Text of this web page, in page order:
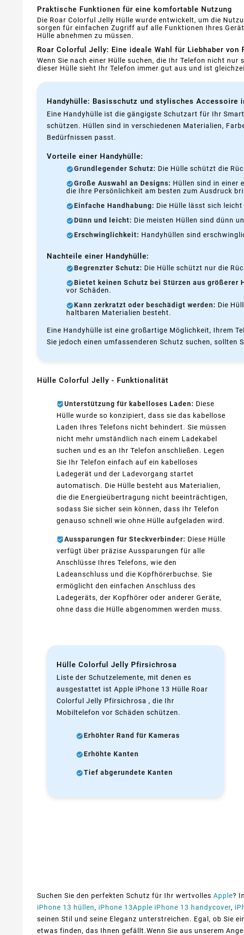
Praktische Funktionen für eine komfortable Nutzung
Die Roar Colorful Jelly Hülle wurde entwickelt, um die
sorgen für einfachen Zugriff auf alle Funktionen Ihres
Hülle abnehmen zu müssen.
Roar Colorful Jelly: Eine ideale Wahl für Liebhaber von
Wenn Sie nach einer Hülle suchen, die Ihr Telefon nicht
dieser Hülle sieht Ihr Telefon immer gut aus und ist
Handyhülle: Basisschutz und stylisches Accessoire
Eine Handyhülle ist die gängigste Schutzart für Ihr
schützen. Hüllen sind in verschiedenen Materialien,
Bedürfnissen passt.
Vorteile einer Handyhülle:
Grundlegender Schutz: Die Hülle schützt die
Große Auswahl an Designs: Hüllen sind in einer
die Ihre Persönlichkeit am besten zum Ausdruck
Einfache Handhabung: Die Hülle lässt sich
Dünn und leicht: Die meisten Hüllen sind dünn
Erschwinglichkeit: Handyhüllen sind
Nachteile einer Handyhülle:
Begrenzter Schutz: Die Hülle schützt nur die
Bietet keinen Schutz bei Stürzen aus größerer
vor Schäden.
Kann zerkratzt oder beschädigt werden: Die
haltbaren Materialien besteht.
Eine Handyhülle ist eine großartige Möglichkeit, Ihrem
Sie jedoch einen umfassenderen Schutz suchen, sollten
Hülle Colorful Jelly - Funktionalität
Unterstützung für kabelloses Laden: Diese
Hülle wurde so konzipiert, dass sie das kabellose
Laden Ihres Telefons nicht behindert. Sie müssen
nicht mehr umständlich nach einem Ladekabel
suchen und es an Ihr Telefon anschließen. Legen
Sie Ihr Telefon einfach auf ein kabelloses
Ladegerät und der Ladevorgang startet
automatisch. Die Hülle besteht aus Materialien,
die die Energieübertragung nicht beeinträchtigen,
sodass Sie sicher sein können, dass Ihr Telefon
genauso schnell wie ohne Hülle aufgeladen wird.
Aussparungen für Steckverbinder: Diese Hülle
verfügt über präzise Aussparungen für alle
Anschlüsse Ihres Telefons, wie den
Ladeanschluss und die Kopfhörerbuchse. Sie
ermöglicht den einfachen Anschluss des
Ladegeräts, der Kopfhörer oder anderer Geräte,
ohne dass die Hülle abgenommen werden muss.
Hülle Colorful Jelly Pfirsichrosa
Liste der Schutzelemente, mit denen es
ausgestattet ist Apple iPhone 13 Hülle Roar
Colorful Jelly Pfirsichrosa , die Ihr
Mobiltelefon vor Schäden schützen.
Erhöhter Rand für Kameras
Erhöhte Kanten
Tief abgerundete Kanten
Suchen Sie den perfekten Schutz für Ihr wertvolles Apple?
iPhone 13 hüllen, iPhone 13Apple iPhone 13 handycover,
seinen Stil und seine Eleganz unterstreichen. Egal, ob Sie
etwas finden, das Ihnen gefällt.Wenn Sie aus unserem